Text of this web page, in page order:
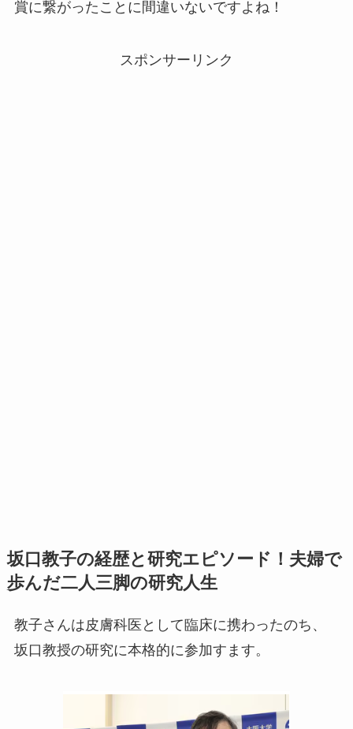
賞に繋がったことに間違いないですよね！
スポンサーリンク
坂口教子の経歴と研究エピソード！夫婦で
歩んだ二人三脚の研究人生
教子さんは皮膚科医として臨床に携わったのち、
坂口教授の研究に本格的に参加すます。